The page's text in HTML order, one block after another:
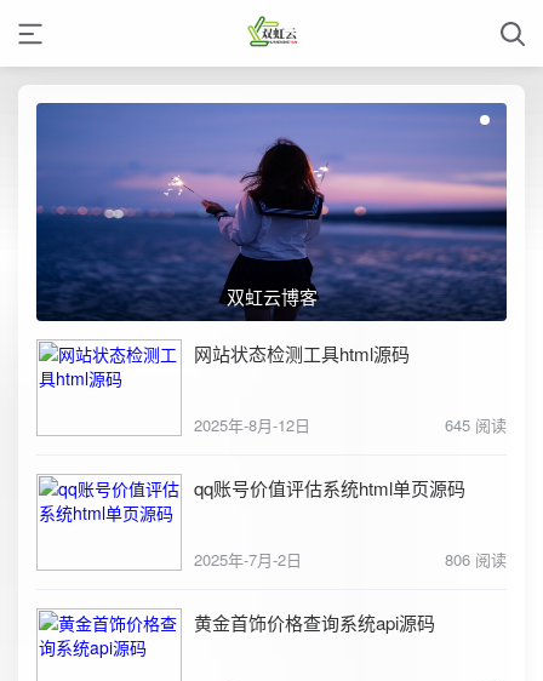
双虹云博客
网站状态检测工具html源码
2025年-8月-12日 645 阅读
qq账号价值评估系统html单页源码
2025年-7月-2日 806 阅读
黄金首饰价格查询系统api源码